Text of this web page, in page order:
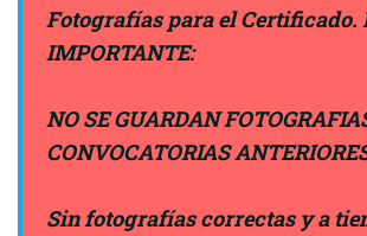
Fotografías para el Certificado.
IMPORTANTE:
NO SE GUARDAN
CONVOCATORIAS
Sin fotografías correctas y a